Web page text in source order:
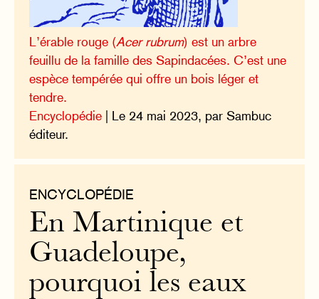
L’érable rouge (Acer rubrum) est un arbre
feuillu de la famille des Sapindacées. C’est une
espèce tempérée qui offre un bois léger et
tendre.
Encyclopédie | Le 24 mai 2023, par Sambuc
éditeur.
ENCYCLOPÉDIE
En Martinique et
Guadeloupe,
pourquoi les eaux